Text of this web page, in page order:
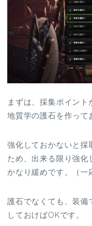
まずは、採集ポイン
地質学の護石を作って
強化しておかないと採
ため、出来る限り強化
かなり緩めです。（一
護石でなくても、装備
しておけばOKです。